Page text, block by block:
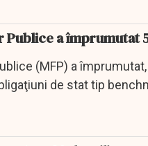
a împrumutat
(MFP) a
de stat tip